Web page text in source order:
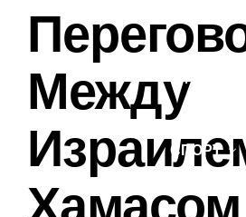
СПОРТ
Между
Хамасом